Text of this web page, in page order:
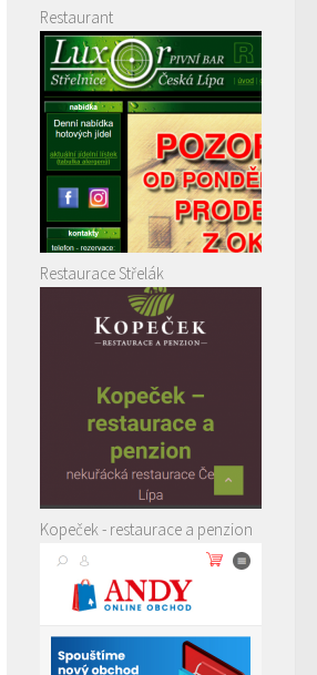
Restaurant
Restaurace Střelák
Kopeček - restaurace a penzion